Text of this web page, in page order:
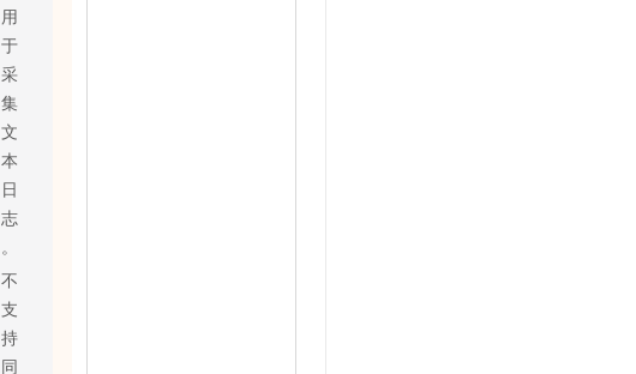
用
于
采
集
文
本
日
志
。
不
支
持
同